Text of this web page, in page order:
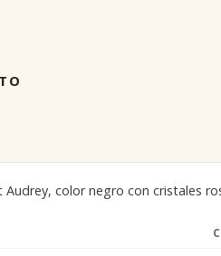
color negro con cristales